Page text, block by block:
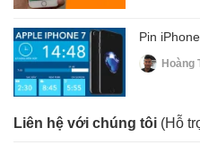
Pin
Hoàng
Liên hệ với chúng tôi (Hỗ